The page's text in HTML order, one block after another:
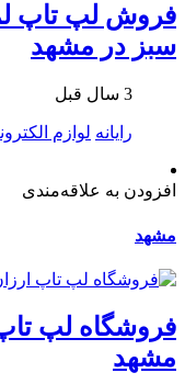
فروش لپ تاپ
سبز در مشهد
3 سال قبل
رایانه لوازم
افزودن به علاقه‌مندی
مشهد
فروشگاه لپ
مشهد